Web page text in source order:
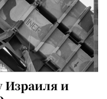
Израиля и